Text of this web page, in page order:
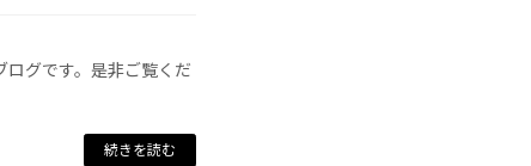
グです。是非ご覧くだ
続きを読む